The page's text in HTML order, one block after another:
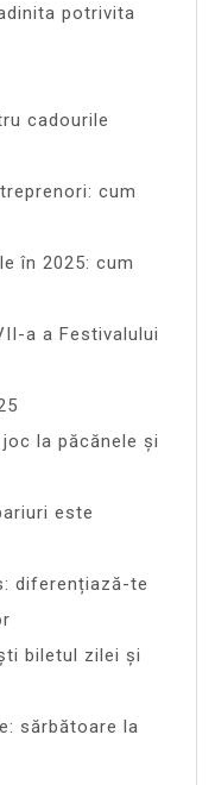
potrivita
cadourile
cum
în 2025: cum
a a Festivalului
la păcănele și
este
diferențiază-te
biletul zilei și
sărbătoare la